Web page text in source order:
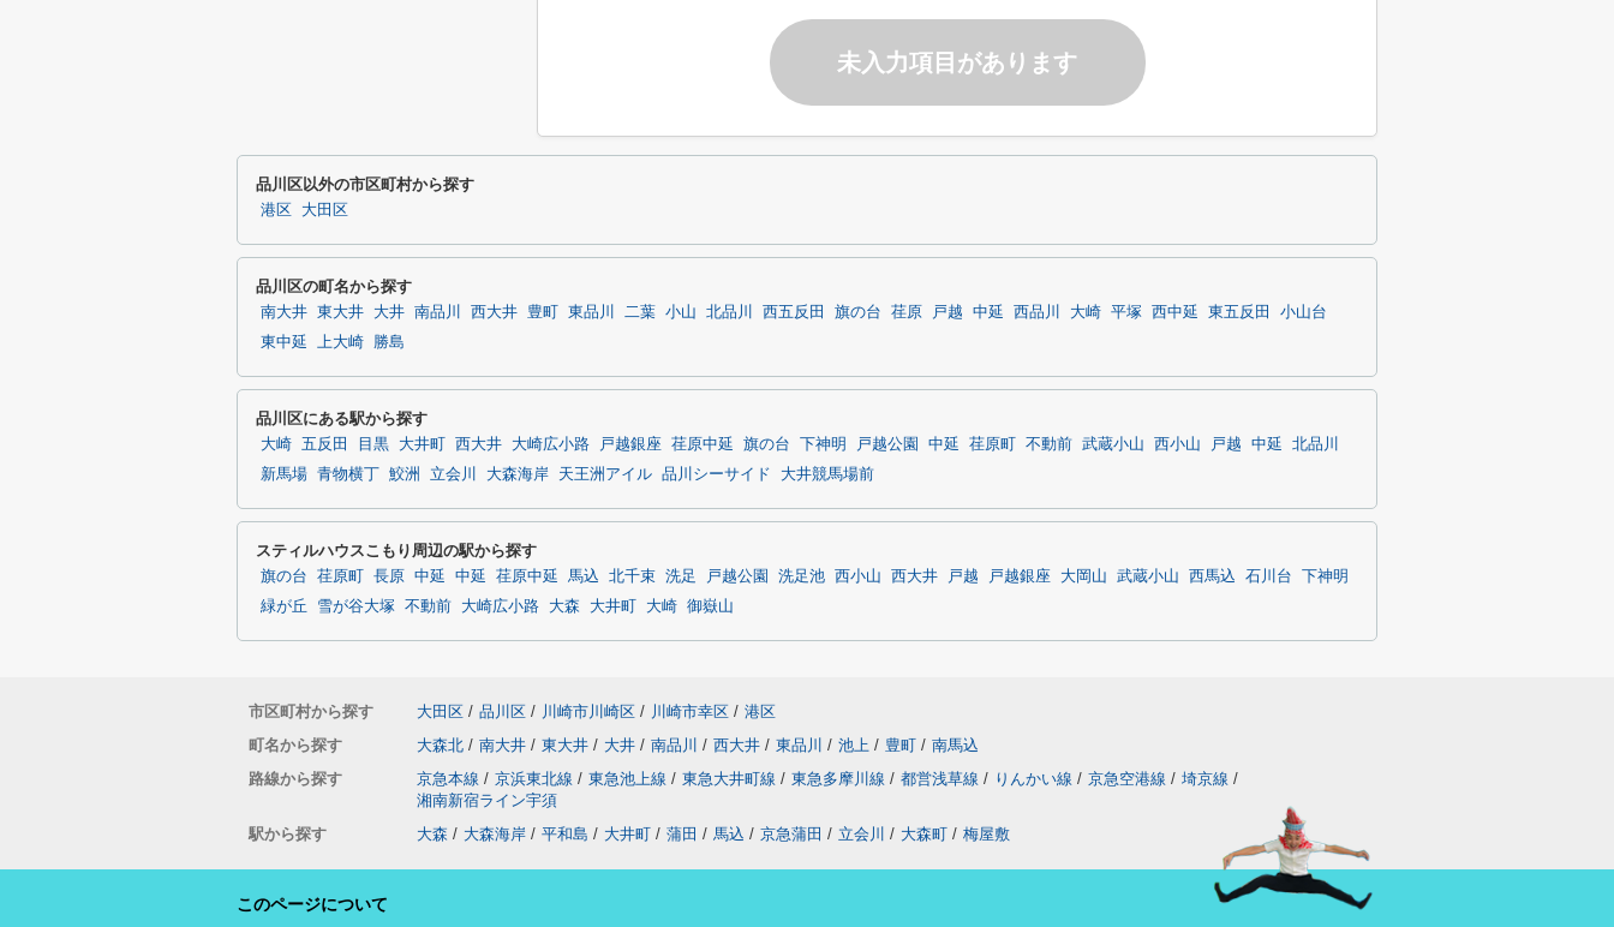
未入力項目があります
品川区以外の市区町村から探す
港区 大田区
品川区の町名から探す
南大井 東大井 大井 南品川 西大井 豊町 東品川 二葉 小山 北品川 西五反田 旗の台 荏原 戸越 中延 西品川 大崎 平塚 西中延 東五反田
小山台
東中延
上大崎 勝島
品川区にある駅から探す
大崎 五反田 目黒 大井町 西大井 大崎広小路 戸越銀座 荏原中延 旗の台 下神明 戸越公園 中延 荏原町 不動前 武蔵小山 西小山 戸越 中延
北品川
新馬場 青物横丁 鮫洲 立会川 大森海岸 天王洲アイル 品川シーサイド 大井競馬場前
スティルハウスこもり周辺の駅から探す
旗の台 荏原町 長原 中延 中延 荏原中延 馬込 北千束 洗足 戸越公園 洗足池 西小山 西大井 戸越 戸越銀座 大岡山 武蔵小山 西馬込 石川台
下神明
緑が丘
雪が谷大塚 不動前 大崎広小路 大森 大井町 大崎 御嶽山
市区町村から探す 大田区 / 品川区 / 川崎市川崎区 / 川崎市幸区 / 港区
町名から探す
大森北 / 南大井 / 東大井 / 大井 / 南品川 / 西大井 / 東品川 / 池上 / 豊町 / 南馬込
路線から探す
京急本線 / 京浜東北線 / 東急池上線 / 東急大井町線 / 東急多摩川線 / 都営浅草線 / りんかい線 / 京急空港線 / 埼京線 /
湘南新宿ライン宇須
駅から探す
大森 / 大森海岸 / 平和島 / 大井町 / 蒲田 / 馬込 / 京急蒲田 / 立会川 / 大森町 / 梅屋敷
このページについて